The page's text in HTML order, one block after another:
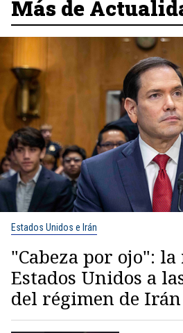
Más de
Estados Unidos e Irán
"Cabeza por ojo": la
Estados Unidos a
del régimen de Irán